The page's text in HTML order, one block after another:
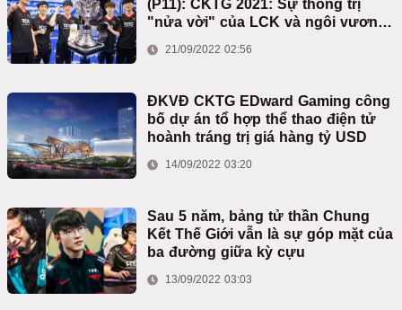
(P11): CKTG 2021: Sự thống trị
"nửa vời" của LCK và ngôi vương
21/09/2022 02:56
ĐKVĐ CKTG EDward Gaming công
bố dự án tổ hợp thể thao điện tử
hoành tráng trị giá hàng tỷ USD
14/09/2022 03:20
Sau 5 năm, bảng tử thần Chung
Kết Thế Giới vẫn là sự góp mặt của
ba đường giữa kỳ cựu
13/09/2022 03:03